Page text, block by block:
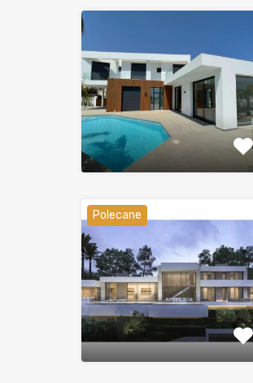
Polecane